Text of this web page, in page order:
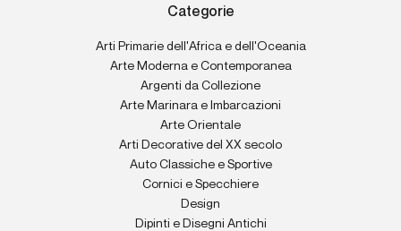
Categorie
Arti Primarie dell'Africa e dell'Oceania
Arte Moderna e Contemporanea
Argenti da Collezione
Arte Marinara e Imbarcazioni
Arte Orientale
Arti Decorative del XX secolo
Auto Classiche e Sportive
Cornici e Specchiere
Design
Dipinti e Disegni Antichi